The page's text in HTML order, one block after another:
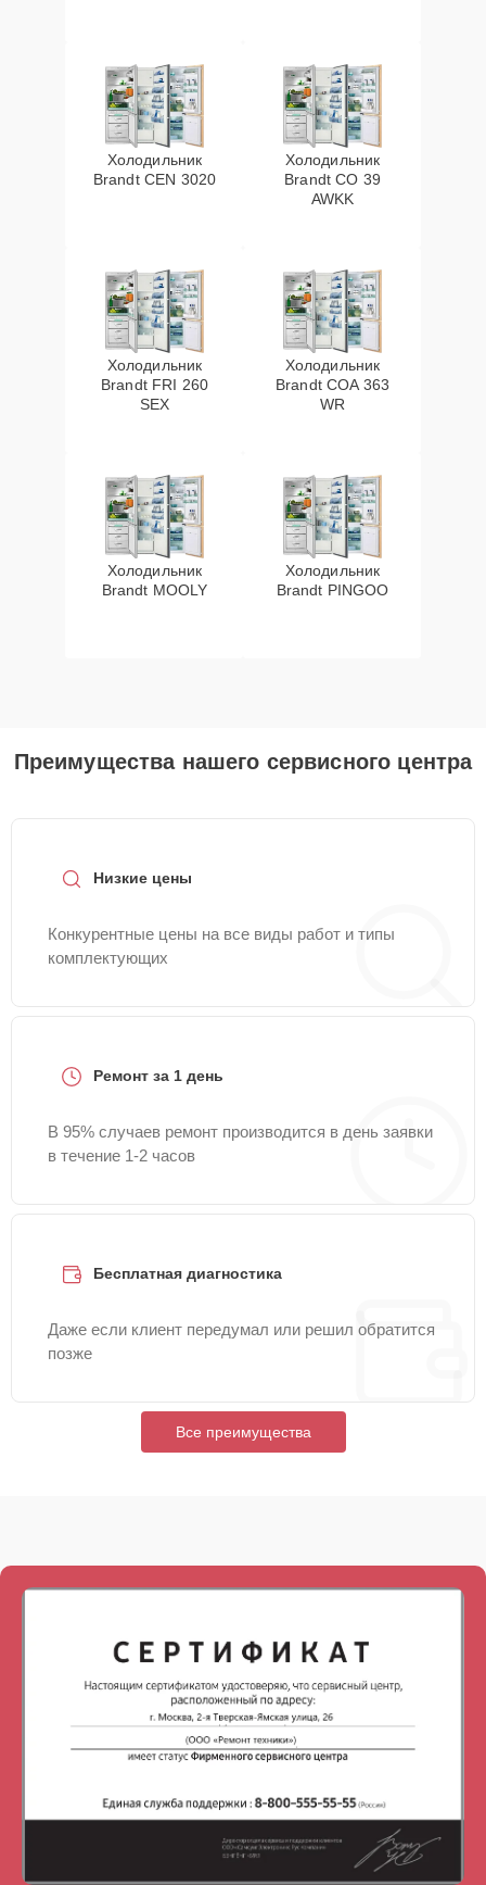
Холодильник
Brandt CEN 3020
Холодильник
Brandt CO 39
AWKK
Холодильник
Brandt FRI 260
SEX
Холодильник
Brandt COA 363
WR
Холодильник
Brandt MOOLY
Холодильник
Brandt PINGOO
Преимущества нашего сервисного центра
Низкие цены
Конкурентные цены на все виды работ и типы
комплектующих
Ремонт за 1 день
В 95% случаев ремонт производится в день заявки
в течение 1-2 часов
Бесплатная диагностика
Даже если клиент передумал или решил обратится
позже
Все преимущества